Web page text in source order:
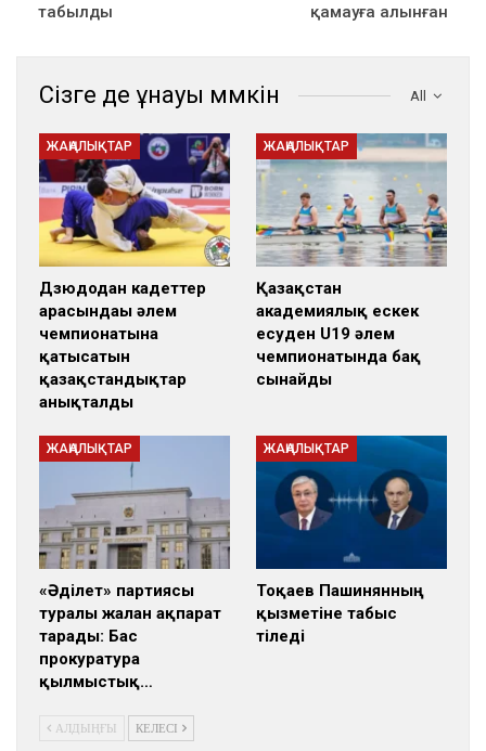
табылды
қамауға алынған
All
Сізге де ұнауы мүмкін
ЖАҢАЛЫҚТАР
Дзюдодан кадеттер
арасындағы әлем
чемпионатына
қатысатын
қазақстандықтар
анықталды
ЖАҢАЛЫҚТАР
Қазақстан
академиялық ескек
есуден U19 әлем
чемпионатында бақ
сынайды
ЖАҢАЛЫҚТАР
«Әділет» партиясы
туралы жалған ақпарат
тарады: Бас
прокуратура
қылмыстық…
ЖАҢАЛЫҚТАР
Тоқаев Пашинянның
қызметіне табыс
тіледі
АЛДЫҢҒЫ КЕЛЕСІ